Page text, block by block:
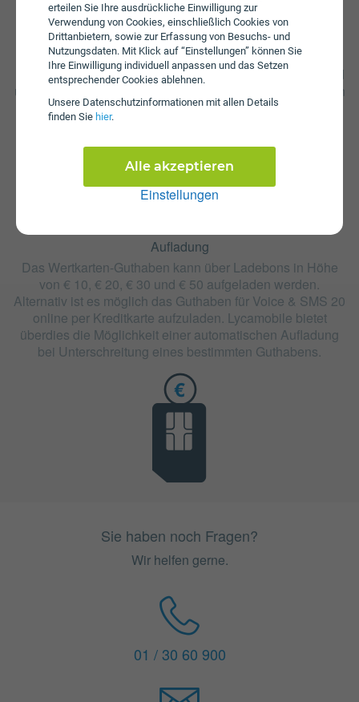
erteilen Sie Ihre ausdrückliche Einwilligung zur
Verwendung von Cookies, einschließlich Cookies von
Drittanbietern, sowie zur Erfassung von Besuchs- und
Nutzungsdaten. Mit Klick auf “Einstellungen” können Sie
Ihre Einwilligung individuell anpassen und das Setzen
entsprechender Cookies ablehnen.
Unsere Daten­schutz­informationen mit allen Details
finden Sie hier.
Einstellungen
Alle akzeptieren
Startpaket
Die SIM-Karte zum Tarif Voice & SMS 20 ist kostenlos und
über die Webseite von Lycamobile erhältlich. Tarifoptionen
können nach Erhalt der Karte hinzugebucht werden.
Aufladung
Das Wertkarten-Guthaben kann über Ladebons in Höhe
von € 10, € 20, € 30 und € 50 aufgeladen werden.
Alternativ ist es möglich das Guthaben für Voice & SMS 20
online per Kreditkarte aufzuladen. Lycamobile bietet
überdies die Möglichkeit einer automatischen Aufladung
bei Unterschreitung eines bestimmten Guthabens.
Sie haben noch Fragen?
Wir helfen gerne.
01 / 30 60 900